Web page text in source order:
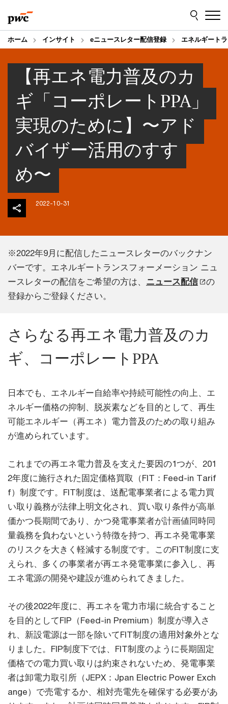
to
content
to
footer
ホーム インサイト eニュースレター配信登録 エネルギート
【再エネ電⼒普及のカ
ギ「コーポレートPPA」
実現のために】〜アド
バイザー活⽤のすす
め〜
2022-10-31
※2022年9月に配信したニュースレターのバックナン
バーです。エネルギートランスフォーメーション ニュ
ースレターの配信をご希望の方は、 ニュース配信
の
登録からご登録ください。
さらなる再エネ電⼒普及のカ
ギ、コーポレートPPA
⽇本でも、エネルギー⾃給率や持続可能性の向上、エ
ネルギー価格の抑制、脱炭素などを⽬的として、再⽣
可能エネルギー（再エネ）電⼒普及のための取り組み
が進められています。
これまでの再エネ電⼒普及を⽀えた要因の1つが、201
2年度に施⾏された固定価格買取（FIT：Feed-in Tarif
f）制度です。FIT制度は、送配電事業者による電⼒買
い取り義務が法律上明⽂化され、買い取り条件が⾼単
価かつ⻑期間であり、かつ発電事業者が計画値同時同
量義務を負わないという特徴を持つ、再エネ発電事業
のリスクを⼤きく軽減する制度です。このFIT制度に⽀
えられ、多くの事業者が再エネ発電事業に参⼊し、再
エネ電源の開発や建設が進められてきました。
その後2022年度に、再エネを電⼒市場に統合すること
を⽬的としてFIP（Feed-in Premium）制度が導⼊さ
れ、新設電源は⼀部を除いてFIT制度の適⽤対象外とな
りました。FIP制度下では、FIT制度のように⻑期固定
価格での電⼒買い取りは約束されないため、発電事業
者は卸電⼒取引所（JEPX：Jpan Electric Power Exch
ange）で売電するか、相対売電先を確保する必要があ